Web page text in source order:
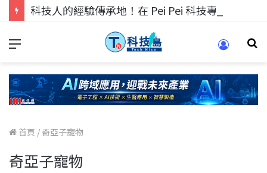
首頁 / 奇亞子寵物
奇亞子寵物